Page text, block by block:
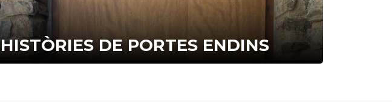
HISTÒRIES DE PORTES ENDINS